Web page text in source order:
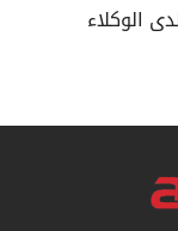
الوكلاء